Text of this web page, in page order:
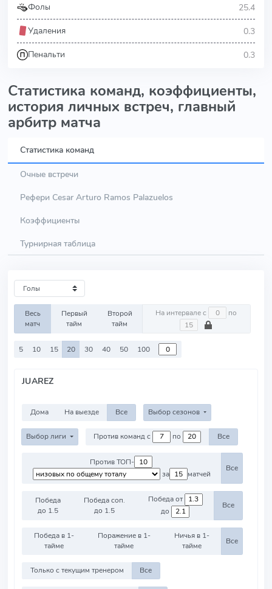
Фолы 25.4
Удаления 0.3
Пенальти 0.3
Статистика команд, коэффициенты,
история личных встреч, главный
арбитр матча
Статистика команд
Очные встречи
Рефери Cesar Arturo Ramos Palazuelos
Коэффициенты
Турнирная таблица
Весь
матч
Первый
тайм
Второй
тайм
На интервале с по
5 10 15 20 30 40 50 100
JUAREZ
Дома На выезде Все Выбор сезонов
Выбор лиги Против команд с по Все
Против ТОП-
за
матчей
Все
Победа
до 1.5
Победа соп.
до 1.5
Победа от
до
Все
Победа в 1-
тайме
Поражение в 1-
тайме
Ничья в 1-
тайме
Все
Только с текущим тренером Все